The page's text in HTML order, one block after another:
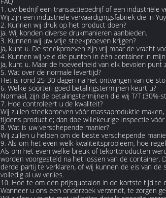
1. uw bedrijf een transactiebedrijf of een industriële
Wij zijn een industriële vervaardigingsfabriek die in
2. Kunnen wij druk op het product doen?
Ja. Wij konden diverse drukmanieren aanbieden.
3. Kunnen wij uw vrije steekproeven krijgen?
Ja, kunt u. De steekproeven zijn vrij maar de vracht
4. Kunnen wij vele die punten in één container in
Ja, kunt u. Maar de hoeveelheid van elk bevolen
5. Wat over de normale levertijd?
Het is rond 25-30 dagen na het ontvangen van de
6. Welke soorten goed betalingstermijnen keurt u?
Normaal, zijn de betalingstermijnen die wij T/T
7. Hoe controleert u de kwaliteit?
Wij zullen steekproeven vóór massaproduktie
tijdens productie; dan doe willekeurige inspectie
8. Wat is uw verschepende manier?
Wij zullen u helpen om de beste verschepende
9. Als om het even welk kwaliteitsprobleem, hoe
Als om het even welke breuk of tekortproducten
worden voorgesteld na het lossen van de container.
derde partij te verklaren, of wij kunnen de eis van
volledig al uw verlies.
10. Hoe te om een prijsquotaion in de kortste tijd te
Wanneer u ons een onderzoek verzendt, te zorgen